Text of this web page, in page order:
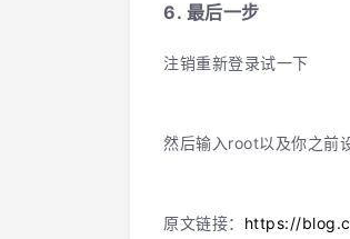
6. 最后一步
注销重新登录试一下
然后输入root以及你之前
原文链接： https://